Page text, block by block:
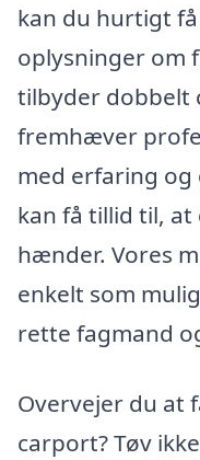
kan du hurtigt
oplysninger om
tilbyder dobbelt
fremhæver
med erfaring og
kan få tillid til,
hænder. Vores
enkelt som
rette fagmand
Overvejer du at
carport? Tøv